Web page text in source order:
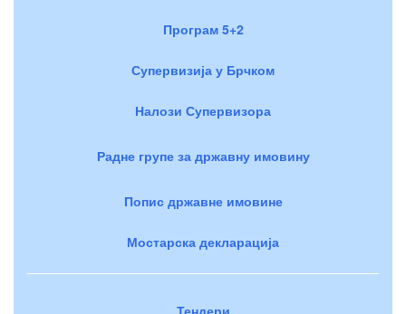
Програм 5+2
Супервизија у Брчком
Налози Супервизора
Радне групе за државну имовину
Попис државне имовине
Мостарска декларација
Тендери